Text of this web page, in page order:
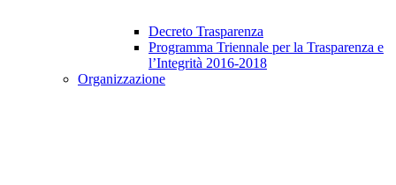
Decreto Trasparenza
Programma Triennale per la Trasparenza e
l’Integrità 2016-2018
Organizzazione